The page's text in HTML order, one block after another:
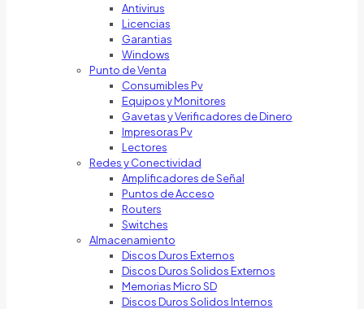
Antivirus
Licencias
Garantias
Windows
Punto de Venta
Consumibles Pv
Equipos y Monitores
Gavetas y Verificadores de Dinero
Impresoras Pv
Lectores
Redes y Conectividad
Amplificadores de Señal
Puntos de Acceso
Routers
Switches
Almacenamiento
Discos Duros Externos
Discos Duros Solidos Externos
Memorias Micro SD
Discos Duros Solidos Internos